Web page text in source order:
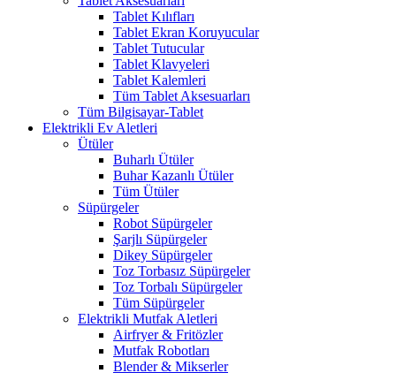
Tablet Kılıfları
Tablet Ekran Koruyucular
Tablet Tutucular
Tablet Klavyeleri
Tablet Kalemleri
Tüm Tablet Aksesuarları
Tüm Bilgisayar-Tablet
Elektrikli Ev Aletleri
Ütüler
Buharlı Ütüler
Buhar Kazanlı Ütüler
Tüm Ütüler
Süpürgeler
Robot Süpürgeler
Şarjlı Süpürgeler
Dikey Süpürgeler
Toz Torbasız Süpürgeler
Toz Torbalı Süpürgeler
Tüm Süpürgeler
Elektrikli Mutfak Aletleri
Airfryer & Fritözler
Mutfak Robotları
Blender & Mikserler